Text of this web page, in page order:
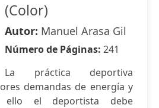
(Color)
Autor: Manuel Arasa Gil
Número de Páginas: 241
La práctica deportiva
demandas de energía y
ello el deportista debe